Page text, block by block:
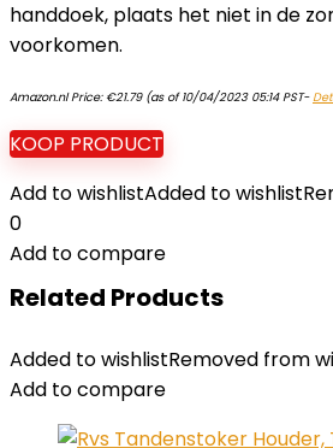
handdoek, plaats het niet in de
voorkomen.
Amazon.nl Price: €21.79(as of 10/04/2023 05:14 PST-
KOOP PRODUCT
Add to wishlistAdded to wishlist
0
Add to compare
Related Products
Added to wishlistRemoved from
Add to compare